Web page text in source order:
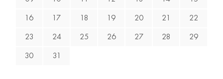
16 17 18 19 20 21 22
23 24 25 26 27 28 29
30 31